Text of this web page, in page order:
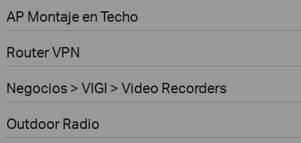
AP Montaje en Techo
Router VPN
Negocios > VIGI > Video Recorders
Outdoor Radio